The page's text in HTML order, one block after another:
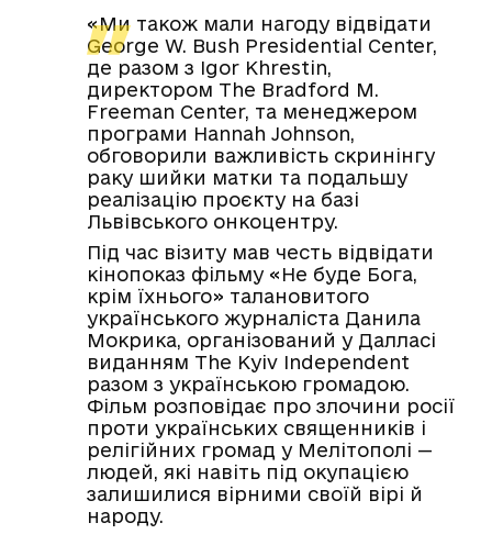
«Ми також мали нагоду відвідати
George W. Bush Presidential Center,
де разом з Igor Khrestin,
директором The Bradford M.
Freeman Center, та менеджером
програми Hannah Johnson,
обговорили важливість скринінгу
раку шийки матки та подальшу
реалізацію проєкту на базі
Львівського онкоцентру.
Під час візиту мав честь відвідати
кінопоказ фільму «Не буде Бога,
крім їхнього» талановитого
українського журналіста Данила
Мокрика, організований у Далласі
виданням The Kyiv Independent
разом з українською громадою.
Фільм розповідає про злочини росії
проти українських священників і
релігійних громад у Мелітополі —
людей, які навіть під окупацією
залишилися вірними своїй вірі й
народу.